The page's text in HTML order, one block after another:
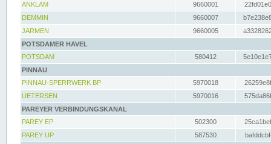
ANKLAM
9660001
DEMMIN
9660007
JARMEN
9660005
POTSDAMER HAVEL
POTSDAM
580412
PINNAU
PINNAU-SPERRWERK BP
5970018
UETERSEN
5970016
PAREYER VERBINDUNGSKANAL
PAREY EP
502300
PAREY UP
587530